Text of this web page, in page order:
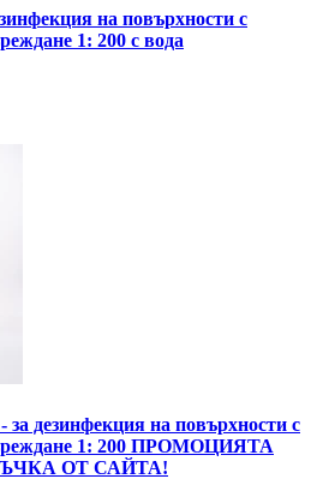
на повърхности с
1: 200 с вода
дезинфекция на повърхности с
1: 200 ПРОМОЦИЯТА
ОТ САЙТА!